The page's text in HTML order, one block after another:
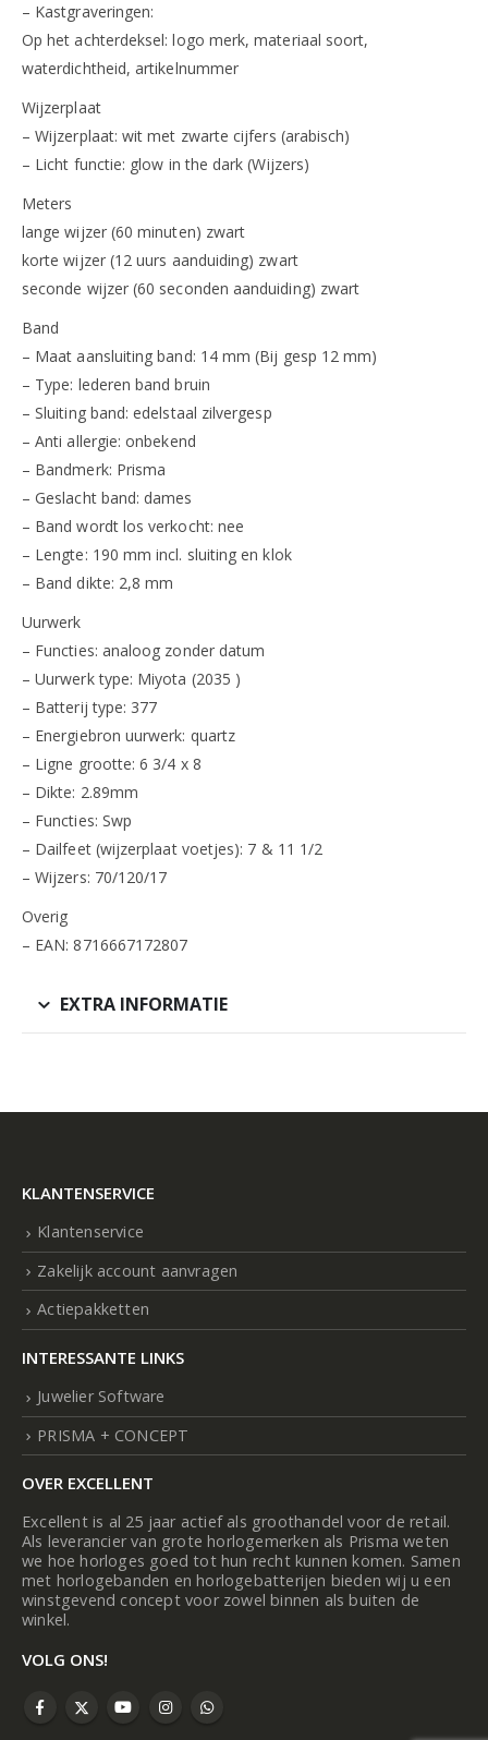
– Kastgraveringen:
Op het achterdeksel: logo merk, materiaal soort,
waterdichtheid, artikelnummer
Wijzerplaat
– Wijzerplaat: wit met zwarte cijfers (arabisch)
– Licht functie: glow in the dark (Wijzers)
Meters
lange wijzer (60 minuten) zwart
korte wijzer (12 uurs aanduiding) zwart
seconde wijzer (60 seconden aanduiding) zwart
Band
– Maat aansluiting band: 14 mm (Bij gesp 12 mm)
– Type: lederen band bruin
– Sluiting band: edelstaal zilvergesp
– Anti allergie: onbekend
– Bandmerk: Prisma
– Geslacht band: dames
– Band wordt los verkocht: nee
– Lengte: 190 mm incl. sluiting en klok
– Band dikte: 2,8 mm
Uurwerk
– Functies: analoog zonder datum
– Uurwerk type: Miyota (2035 )
– Batterij type: 377
– Energiebron uurwerk: quartz
– Ligne grootte: 6 3/4 x 8
– Dikte: 2.89mm
– Functies: Swp
– Dailfeet (wijzerplaat voetjes): 7 & 11 1/2
– Wijzers: 70/120/17
Overig
– EAN: 8716667172807
EXTRA INFORMATIE
KLANTENSERVICE
Klantenservice
Zakelijk account aanvragen
Actiepakketten
INTERESSANTE LINKS
Juwelier Software
PRISMA + CONCEPT
OVER EXCELLENT
Excellent is al 25 jaar actief als groothandel voor de retail.
Als leverancier van grote horlogemerken als Prisma weten
we hoe horloges goed tot hun recht kunnen komen. Samen
met horlogebanden en horlogebatterijen bieden wij u een
winstgevend concept voor zowel binnen als buiten de
winkel.
VOLG ONS!